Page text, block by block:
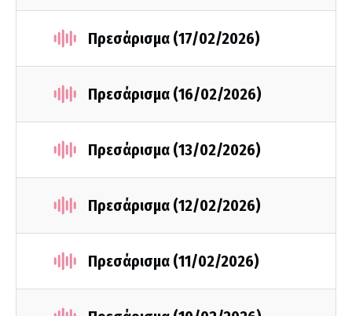
Πρεσάρισμα (17/02/2026)
Πρεσάρισμα (16/02/2026)
Πρεσάρισμα (13/02/2026)
Πρεσάρισμα (12/02/2026)
Πρεσάρισμα (11/02/2026)